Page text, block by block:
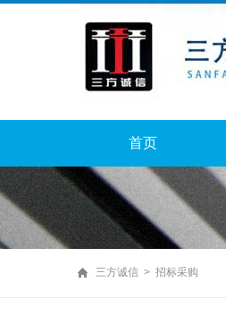
首页
三方诚信 > 招标采购